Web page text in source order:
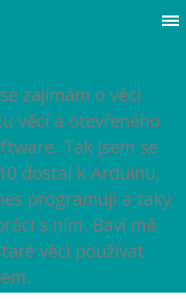
Fórum
Staré fórum
Články
Často kladené dotazy
O programování obecně
Co je to Arduino?
Začínáme s Arduinem
Arduino Software
a tvoření. Naučte se základy programování a
i pro pokročilé!
zajímám o věci
věcí a otevřeného
Tak jsem se
dostal k Arduinu,
programuji a taky
s ním. Baví mě
věci používat